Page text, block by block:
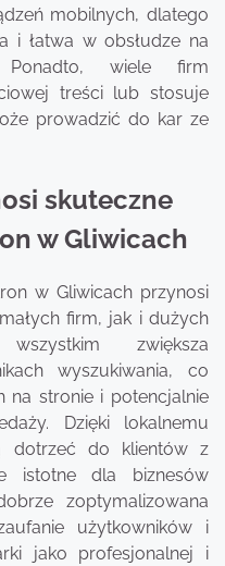
mobilnych, dlatego
i łatwa w obsłudze na
Ponadto, wiele firm
treści lub stosuje
prowadzić do kar ze
skuteczne
w Gliwicach
w Gliwicach przynosi
firm, jak i dużych
zwiększa
wyszukiwania, co
na stronie i potencjalnie
Dzięki lokalnemu
dotrzeć do klientów z
istotne dla biznesów
zoptymalizowana
użytkowników i
jako profesjonalnej i